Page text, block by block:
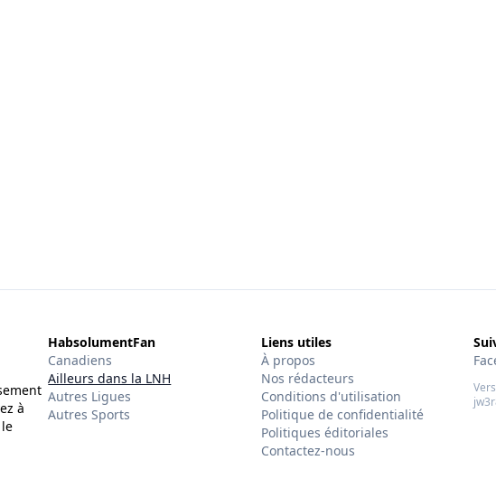
à
HabsolumentFan
Canadiens
Ailleurs dans la LNH
Autres Ligues
Autres Sports
Liens utiles
À propos
Nos rédacteurs
Conditions d'utilisation
Politique de confidentialité
Politiques éditoriales
Contactez-nous